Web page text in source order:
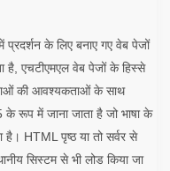
के लिए बनाए गए वेब पेजों
है, एचटीएमएल वेब पेजों के हिस्से
की आवश्यकताओं के साथ
रूप में जाना जाता है जो भाषा के
HTML पृष्ठ या तो सर्वर से
सिस्टम से भी लोड किया जा